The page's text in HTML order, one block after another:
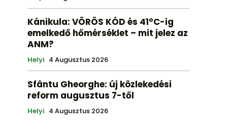
Kánikula: VÖRÖS KÓD és 41°C-ig
emelkedő hőmérséklet – mit jelez az
ANM?
Helyi 4 Augusztus 2026
Sfântu Gheorghe: új közlekedési
reform augusztus 7-től
Helyi 4 Augusztus 2026